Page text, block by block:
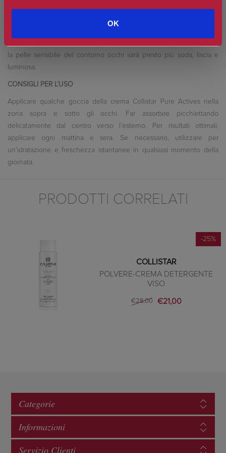
OK
Collistar Pure Actives riduce efficacemente sia le borse sotto gli
la pelle sensibile del contorno occhi sarà presto più soda, liscia e
luminosa.
CONSIGLI PER L’USO
Applicare qualche goccia della crema Collistar Pure Actives nella
zona sopra e sotto gli occhi. Far assorbire picchiettando
delicatamente dal centro verso l’esterno. Per risultati ottimali,
applicare ogni mattina e sera. Se necessario, utilizzare per
un’idratazione e freschezza istantanee in qualsiasi momento della
giornata.
PRODOTTI CORRELATI
-25%
COLLISTAR
POLVERE-CREMA DETERGENTE
VISO
€28,00 €21,00
Categorie
Informazioni
Servizio Clienti